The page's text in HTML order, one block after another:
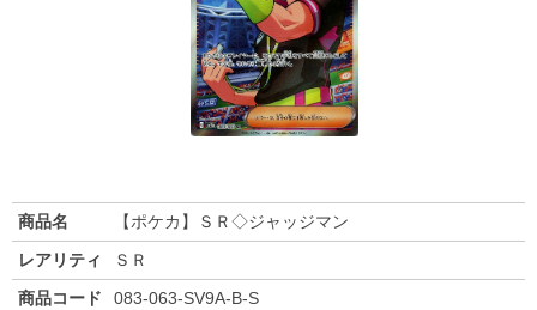
商品名
【ポケカ】ＳＲ◇ジャッジマン
レアリティ
ＳＲ
商品コード
083-063-SV9A-B-S